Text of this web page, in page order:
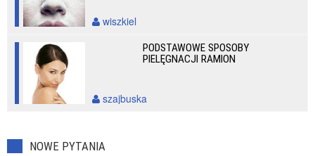
wiszkiel
PODSTAWOWE SPOSOBY
PIELĘGNACJI RAMION
szajbuska
NOWE PYTANIA